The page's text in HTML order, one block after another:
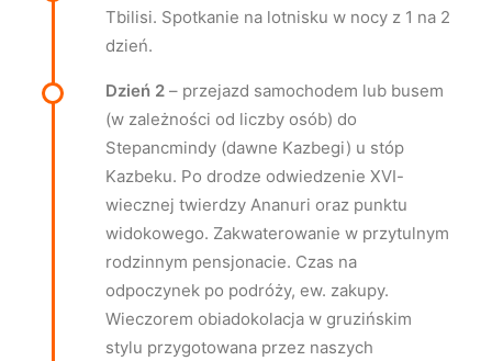
Tbilisi. Spotkanie na lotnisku w nocy z 1 na 2
dzień.
Dzień 2 – przejazd samochodem lub busem
(w zależności od liczby osób) do
Stepancmindy (dawne Kazbegi) u stóp
Kazbeku. Po drodze odwiedzenie XVI-
wiecznej twierdzy Ananuri oraz punktu
widokowego. Zakwaterowanie w przytulnym
rodzinnym pensjonacie. Czas na
odpoczynek po podróży, ew. zakupy.
Wieczorem obiadokolacja w gruzińskim
stylu przygotowana przez naszych